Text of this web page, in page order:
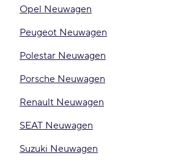
Opel Neuwagen
Peugeot Neuwagen
Polestar Neuwagen
Porsche Neuwagen
Renault Neuwagen
SEAT Neuwagen
Suzuki Neuwagen